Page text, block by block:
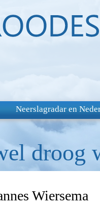
Neerslagradar en
droog
Wiersema